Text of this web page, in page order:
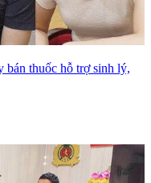
bán thuốc hỗ trợ sinh lý,